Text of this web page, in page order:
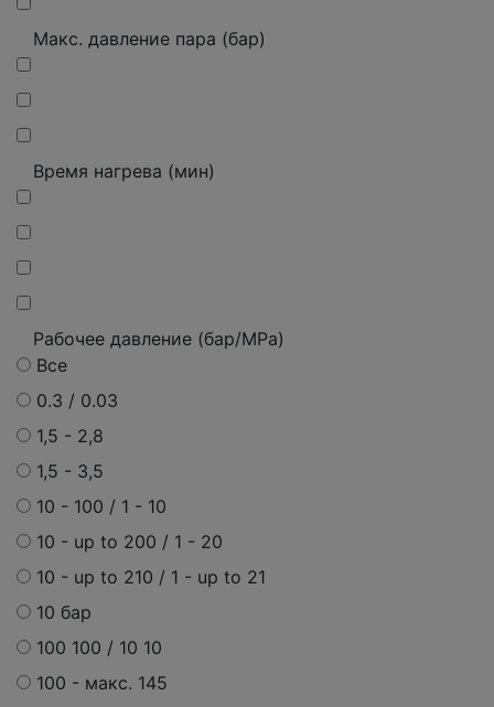
Макс. давление пара (бар)
Время нагрева (мин)
Рабочее давление (бар/MPa)
Все
0.3 / 0.03
1,5 - 2,8
1,5 - 3,5
10 - 100 / 1 - 10
10 - up to 200 / 1 - 20
10 - up to 210 / 1 - up to 21
10 бар
100 100 / 10 10
100 - макс. 145